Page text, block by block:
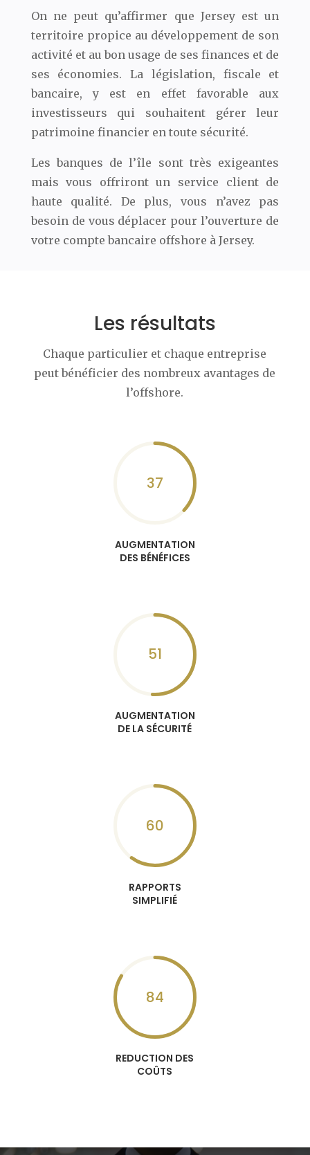
On ne peut qu’affirmer que Jersey est un
territoire propice au développement de son
activité et au bon usage de ses finances et de
ses économies. La législation, fiscale et
bancaire, y est en effet favorable aux
investisseurs qui souhaitent gérer leur
patrimoine financier en toute sécurité.
Les banques de l’île sont très exigeantes
mais vous offriront un service client de
haute qualité. De plus, vous n’avez pas
besoin de vous déplacer pour l’ouverture de
votre compte bancaire offshore à Jersey.
Les résultats
Chaque particulier et chaque entreprise
peut bénéficier des nombreux avantages de
l’offshore.
37
AUGMENTATION
DES BÉNÉFICES
51
AUGMENTATION
DE LA SÉCURITÉ
60
RAPPORTS
SIMPLIFIÉ
84
REDUCTION DES
COÛTS